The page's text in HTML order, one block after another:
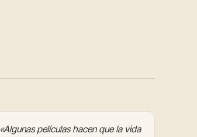
«Algunas películas hacen que la vida